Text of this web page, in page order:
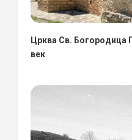
Црква Св. Богородица
век